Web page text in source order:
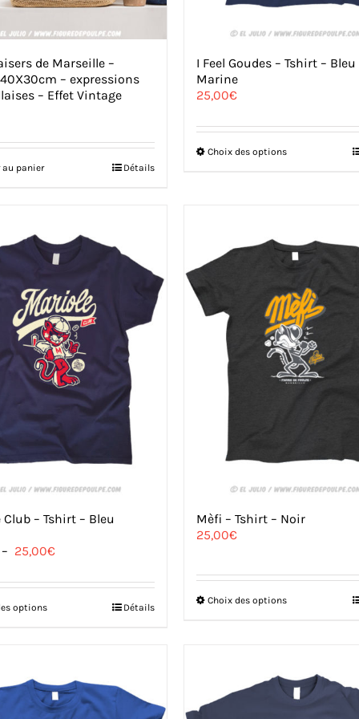
de Marseille –
– expressions
– Effet Vintage
panier Détails
I Feel Goudes – Tshirt – Bleu
Marine
25,00€
Choix des optionsCe
options
peuvent
être
choisies
sur
la
page
du
produit
– Tshirt – Bleu
– 25,00€Plage
prix :
optionsCe
Les
options
peuvent
Détails
Mèfi – Tshirt – Noir
25,00€
Choix des optionsCe
Les
options